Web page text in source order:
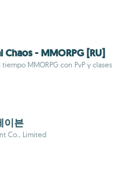
- MMORPG [RU]
MMORPG con PvP y clases
이븐
Co., Limited